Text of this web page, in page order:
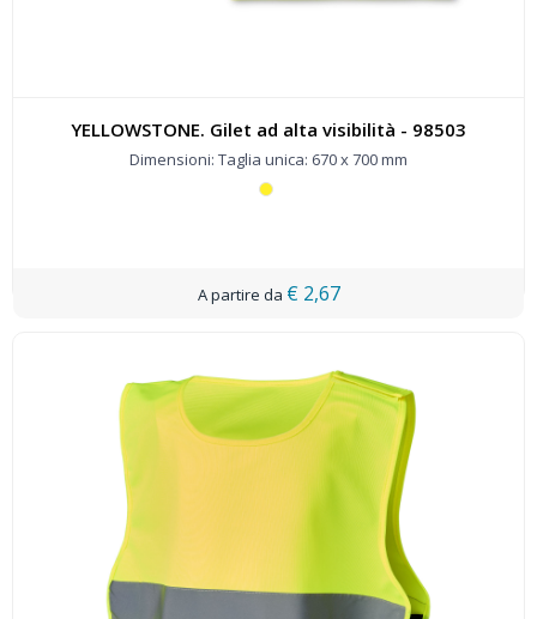
YELLOWSTONE. Gilet ad alta visibilità - 98503
Dimensioni: Taglia unica: 670 x 700 mm
€ 2,67